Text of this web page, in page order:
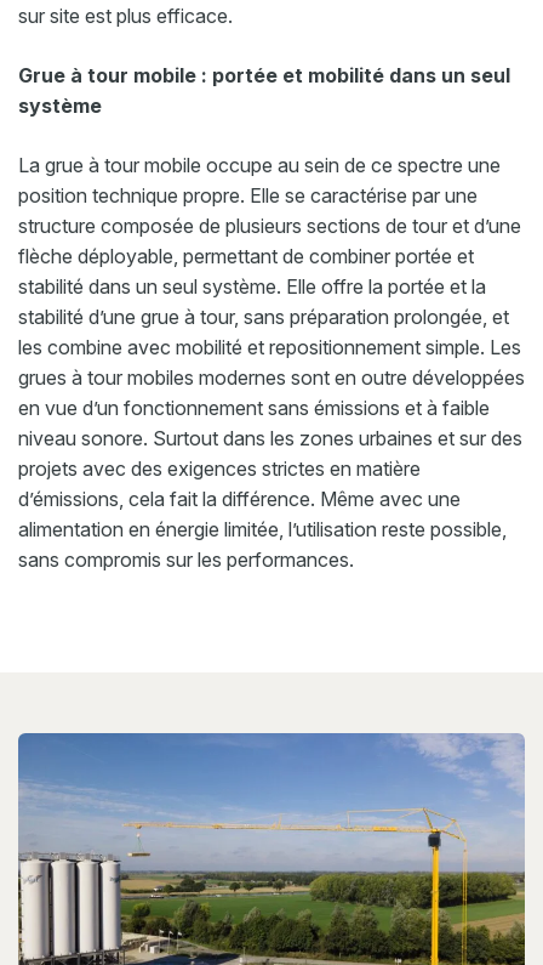
sur site est plus efficace.
Grue à tour mobile : portée et mobilité dans un seul
système
La grue à tour mobile occupe au sein de ce spectre une
position technique propre. Elle se caractérise par une
structure composée de plusieurs sections de tour et d’une
flèche déployable, permettant de combiner portée et
stabilité dans un seul système. Elle offre la portée et la
stabilité d’une grue à tour, sans préparation prolongée, et
les combine avec mobilité et repositionnement simple. Les
grues à tour mobiles modernes sont en outre développées
en vue d’un fonctionnement sans émissions et à faible
niveau sonore. Surtout dans les zones urbaines et sur des
projets avec des exigences strictes en matière
d’émissions, cela fait la différence. Même avec une
alimentation en énergie limitée, l’utilisation reste possible,
sans compromis sur les performances.